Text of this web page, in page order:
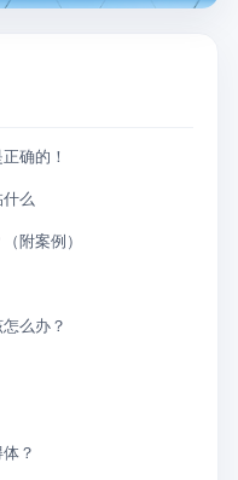
确的！
么
附案例）
么办？
？